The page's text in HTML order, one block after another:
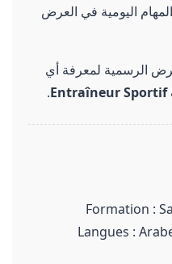
اليومية في العرض
الرسمية لمعرفة أي
Entraîneur Sportif
.
Formation :
Langues :